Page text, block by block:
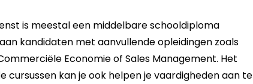
is meestal een middelbare schooldiploma
kandidaten met aanvullende opleidingen zoals
Economie of Sales Management. Het
kan je ook helpen je vaardigheden aan te